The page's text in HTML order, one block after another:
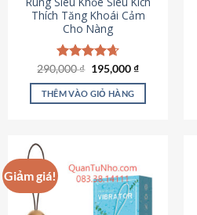
Thích Tăng Khoái Cảm
Cho Nàng
Được xếp
hạng4.64
5 sao
290,000₫ Giá
là:
290,000 ₫.
195,000₫Giá
tại
THÊM VÀO GIỎ HÀNG
Giảm giá!